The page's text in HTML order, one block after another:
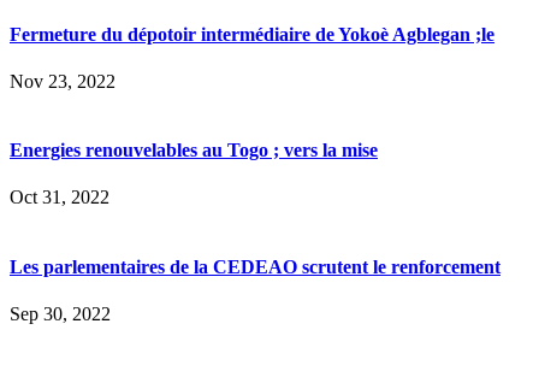
Fermeture du dépotoir intermédiaire de Yokoè Agblegan ;le
Nov 23, 2022
Energies renouvelables au Togo ; vers la mise
Oct 31, 2022
Les parlementaires de la CEDEAO scrutent le renforcement
Sep 30, 2022